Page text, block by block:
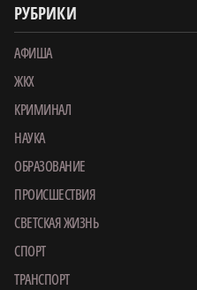
РУБРИКИ
АФИША
ЖКХ
КРИМИНАЛ
НАУКА
ОБРАЗОВАНИЕ
ПРОИСШЕСТВИЯ
СВЕТСКАЯ ЖИЗНЬ
СПОРТ
ТРАНСПОРТ